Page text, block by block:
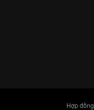
Hợp đồng